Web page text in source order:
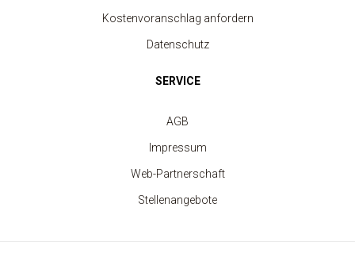
Kostenvoranschlag anfordern
Datenschutz
SERVICE
AGB
Impressum
Web-Partnerschaft
Stellenangebote